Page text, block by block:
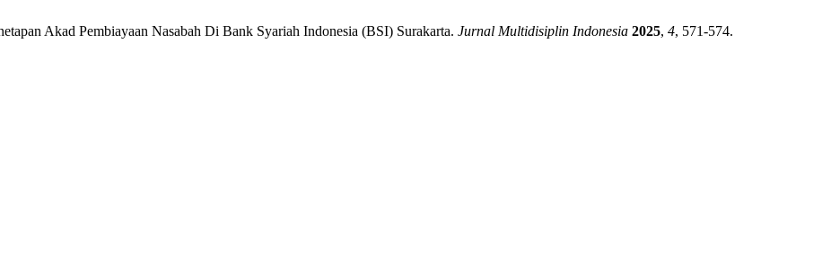
Akad Pembiayaan Nasabah Di Bank Syariah Indonesia (BSI) Surakarta. Jurnal Multidisiplin Indonesia 2025, 4, 571-574.